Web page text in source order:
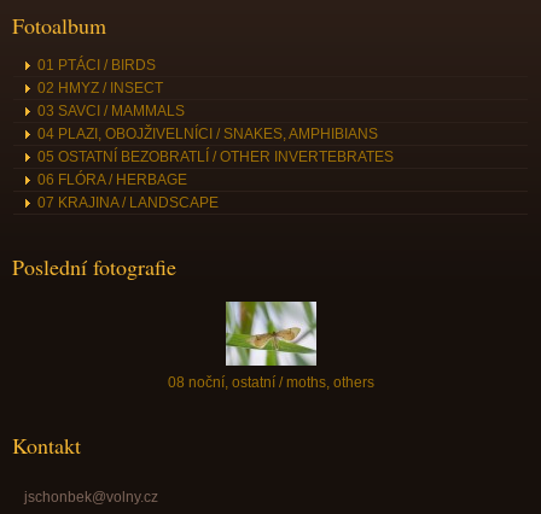
Fotoalbum
01 PTÁCI / BIRDS
02 HMYZ / INSECT
03 SAVCI / MAMMALS
04 PLAZI, OBOJŽIVELNÍCI / SNAKES, AMPHIBIANS
05 OSTATNÍ BEZOBRATLÍ / OTHER INVERTEBRATES
06 FLÓRA / HERBAGE
07 KRAJINA / LANDSCAPE
Poslední fotografie
08 noční, ostatní / moths, others
Kontakt
jschonbek@volny.cz